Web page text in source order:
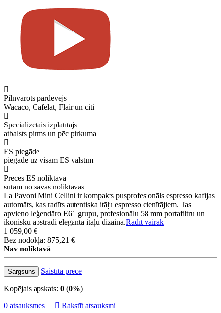
Pilnvarots pārdevējs
Wacaco, Cafelat, Flair un citi
Specializētais izplatītājs
atbalsts pirms un pēc pirkuma
ES piegāde
piegāde uz visām ES valstīm
Preces ES noliktavā
sūtām no savas noliktavas
La Pavoni Mini Cellini ir kompakts pusprofesionāls espresso kafijas
automāts, kas radīts autentiska itāļu espresso cienītājiem. Tas
apvieno leģendāro E61 grupu, profesionālu 58 mm portafiltru un
ikonisku apstrādi elegantā itāļu dizainā.Rādīt vairāk
1 059,00 €
Bez nodokļa: 875,21 €
Nav noliktavā
Sargsuns Saistītā prece
Kopējais apskats: 0 (0%)
0 atsauksmes
Rakstīt atsauksmi